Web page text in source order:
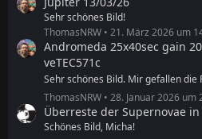
Sehr schönes Bild!
ThomasNRW
21. März 2026 um
Andromeda 25x40sec gain
veTEC571c
Sehr schönes Bild. Mir gefallen die
ThomasNRW
28. Januar 2026 um
Überreste der Supernovae
Schönes Bild, Micha!